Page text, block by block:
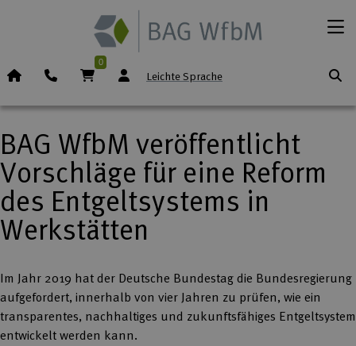
Startseite (Icon)
Telefon Warenkorb
0
Leichte Sprache
BAG WfbM veröffentlicht
Vorschläge für eine Reform
des Entgeltsystems in
Werkstätten
Im Jahr 2019 hat der Deutsche Bundestag die Bundesregierung
aufgefordert, innerhalb von vier Jahren zu prüfen, wie ein
transparentes, nachhaltiges und zukunftsfähiges Entgeltsystem
entwickelt werden kann.